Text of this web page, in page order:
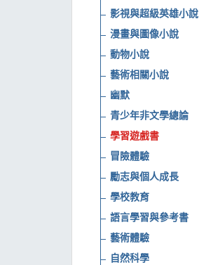
影視與超級英雄小說
漫畫與圖像小說
動物小說
藝術相關小說
幽默
青少年非文學總論
學習遊戲書
冒險體驗
勵志與個人成長
學校教育
語言學習與參考書
藝術體驗
自然科學